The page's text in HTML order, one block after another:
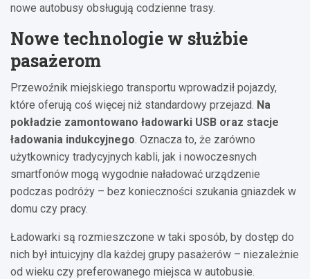
nowe autobusy obsługują codzienne trasy.
Nowe technologie w służbie
pasażerom
Przewoźnik miejskiego transportu wprowadził pojazdy,
które oferują coś więcej niż standardowy przejazd. Na
pokładzie zamontowano ładowarki USB oraz stacje
ładowania indukcyjnego. Oznacza to, że zarówno
użytkownicy tradycyjnych kabli, jak i nowoczesnych
smartfonów mogą wygodnie naładować urządzenie
podczas podróży – bez konieczności szukania gniazdek w
domu czy pracy.
Ładowarki są rozmieszczone w taki sposób, by dostęp do
nich był intuicyjny dla każdej grupy pasażerów – niezależnie
od wieku czy preferowanego miejsca w autobusie.